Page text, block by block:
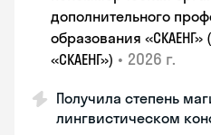
дополнительного
образования «СКАЕНГ»
«СКАЕНГ») • 2026 г.
Получила степень
лингвистическом